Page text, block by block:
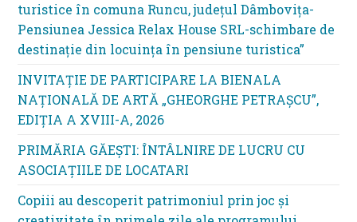
turistice în comuna Runcu, județul Dâmbovița-
Pensiunea Jessica Relax House SRL-schimbare de
destinație din locuința în pensiune turistica”
INVITAȚIE DE PARTICIPARE LA BIENALA
NAȚIONALĂ DE ARTĂ „GHEORGHE PETRAȘCU”,
EDIŢIA A XVIII-A, 2026
PRIMĂRIA GĂEȘTI: ÎNTÂLNIRE DE LUCRU CU
ASOCIAȚIILE DE LOCATARI
Copiii au descoperit patrimoniul prin joc și